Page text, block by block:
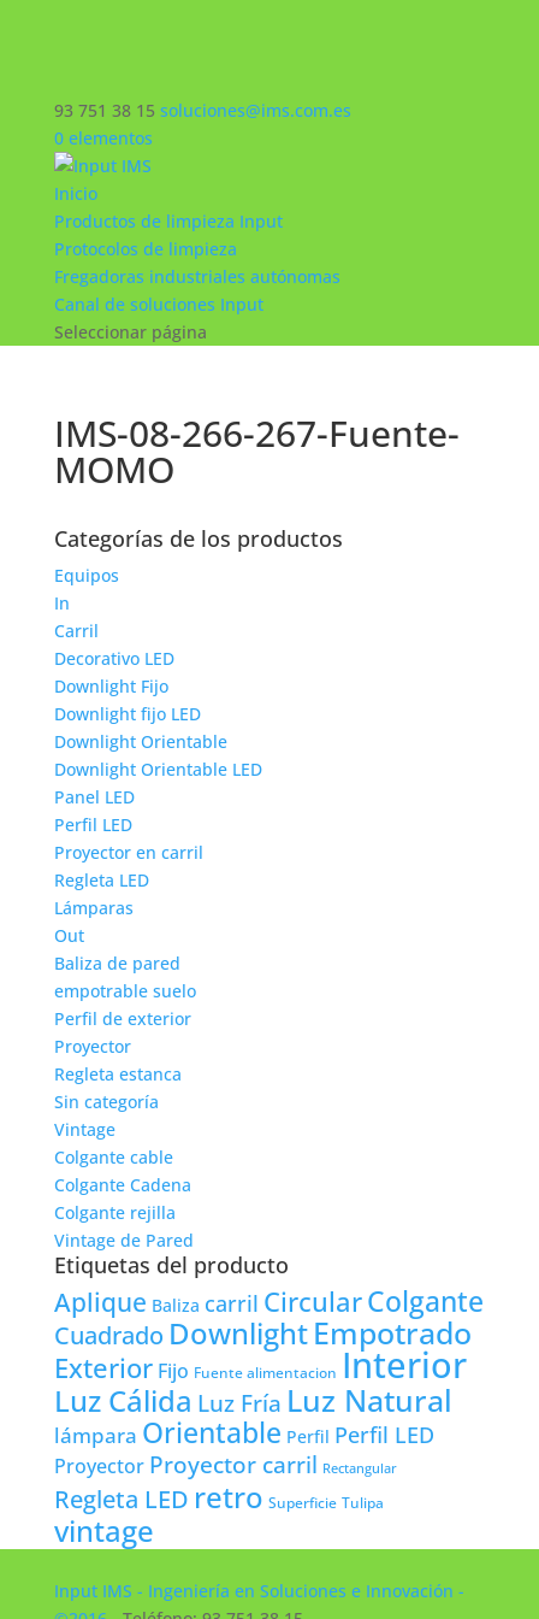
93 751 38 15 soluciones@ims.com.es
0 elementos
Inicio
Productos de limpieza Input
Protocolos de limpieza
Fregadoras industriales autónomas
Canal de soluciones Input
Seleccionar página
IMS-08-266-267-Fuente-
MOMO
Categorías de los productos
Equipos
In
Carril
Decorativo LED
Downlight Fijo
Downlight fijo LED
Downlight Orientable
Downlight Orientable LED
Panel LED
Perfil LED
Proyector en carril
Regleta LED
Lámparas
Out
Baliza de pared
empotrable suelo
Perfil de exterior
Proyector
Regleta estanca
Sin categoría
Vintage
Colgante cable
Colgante Cadena
Colgante rejilla
Vintage de Pared
Etiquetas del producto
Aplique Baliza carril CircularColgante
Cuadrado DownlightEmpotrado
Exterior Fijo Fuente alimentacion Interior
Luz Cálida Luz Fría Luz Natural
lámpara Orientable Perfil Perfil LED
Proyector Proyector carril Rectangular
Regleta LED retro Superficie Tulipa
vintage
Input IMS - Ingeniería en Soluciones e Innovación -